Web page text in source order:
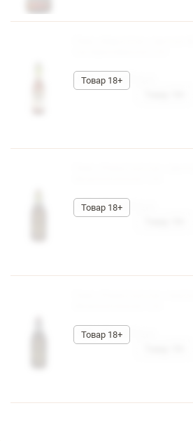
108,30 руб/шт
199,49 руб/шт
189,10 руб/шт